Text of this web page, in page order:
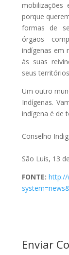
mobilizações
porque
formas de
órgãos
indígenas em
às suas
seus
Um outro
Indígenas.
indígena é de
Conselho
São Luís, 13
FONTE: http://
Enviar